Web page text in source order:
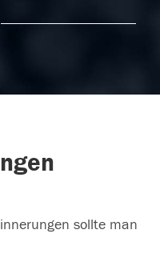
sollte man